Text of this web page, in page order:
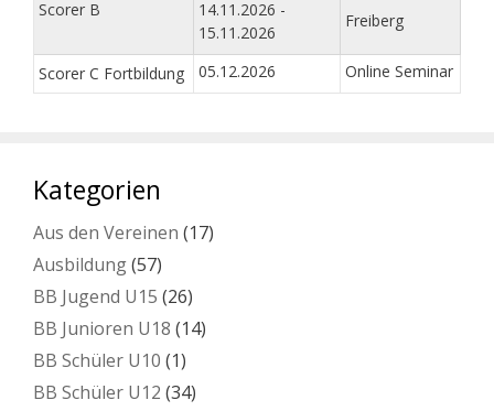
Scorer B
14.11.2026 -
15.11.2026
Freiberg
Scorer C Fortbildung 05.12.2026 Online Seminar
Kategorien
Aus den Vereinen (17)
Ausbildung(57)
BB Jugend U15 (26)
BB Junioren U18 (14)
BB Schüler U10 (1)
BB Schüler U12 (34)